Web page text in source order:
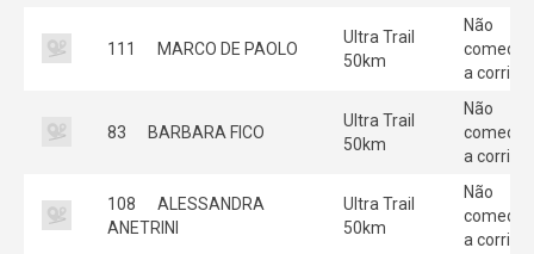
111 MARCO DE PAOLO
Ultra Trail
50km
Não
começou
a corrida
83 BARBARA FICO
Ultra Trail
50km
Não
começou
a corrida
108
ALESSANDRA
ANETRINI
Ultra Trail
50km
Não
começou
a corrida